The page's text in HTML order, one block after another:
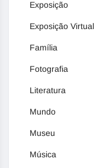
Exposição
Exposição Virtual
Família
Fotografia
Literatura
Mundo
Museu
Música